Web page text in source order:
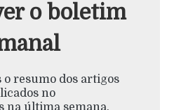
o boletim
o resumo dos artigos
no
na última semana.